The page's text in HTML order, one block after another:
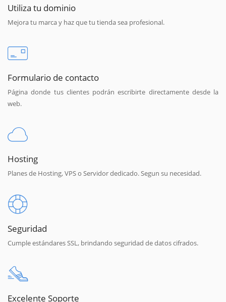
Utiliza tu dominio
Mejora tu marca y haz que tu tienda sea profesional.
Formulario de contacto
Página donde tus clientes podrán escribirte directamente desde la
web.
Hosting
Planes de Hosting, VPS o Servidor dedicado. Segun su necesidad.
Seguridad
Cumple estándares SSL, brindando seguridad de datos cifrados.
Excelente Soporte